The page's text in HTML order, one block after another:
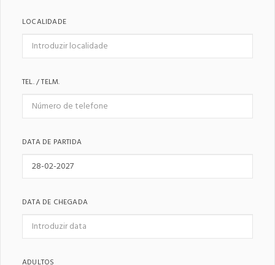
LOCALIDADE
TEL. / TELM.
DATA DE PARTIDA
DATA DE CHEGADA
ADULTOS